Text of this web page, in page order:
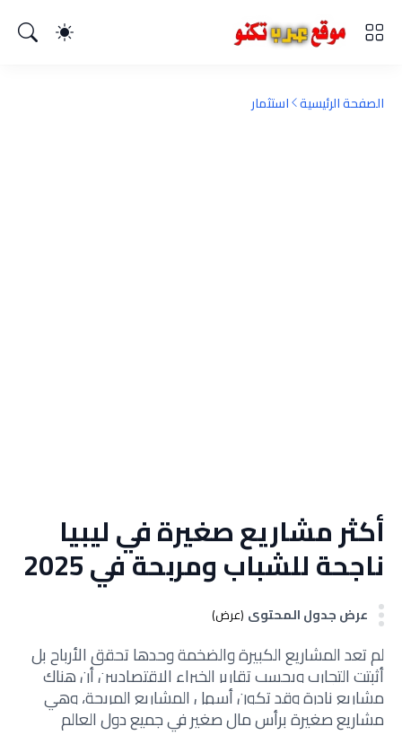
الصفحة الرئيسية استثمار
أكثر مشاريع صغيرة في ليبيا
ناجحة للشباب ومربحة في 2025
عرض جدول المحتوى (عرض)
لم تعد المشاريع الكبيرة والضخمة وحدها تحقق الأرباح بل
أثبتت التجارب وبحسب تقارير الخبراء الإقتصاديين أن هناك
مشاريعنادرة وقد تكونأسهل المشاريع المربحة، وهي
مشاريع صغيرة برأس مال صغير في جميع دول العالم